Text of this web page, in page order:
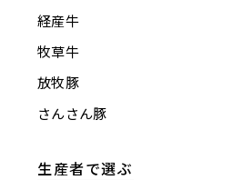
経産牛
牧草牛
放牧豚
さんさん豚
生産者で選ぶ